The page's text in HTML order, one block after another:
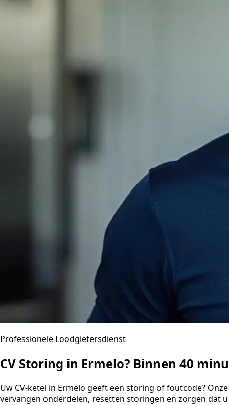
Professionele Loodgietersdienst
CV Storing in Ermelo? Binnen 40
Uw CV-ketel in Ermelo geeft een storing of foutcode?
vervangen onderdelen, resetten storingen en zorgen dat